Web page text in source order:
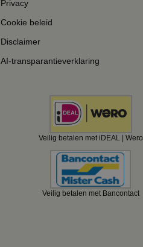
Privacy
Cookie beleid
Disclaimer
AI-transparantieverklaring
Veilig betalen met iDEAL | Wero
Veilig betalen met Bancontact